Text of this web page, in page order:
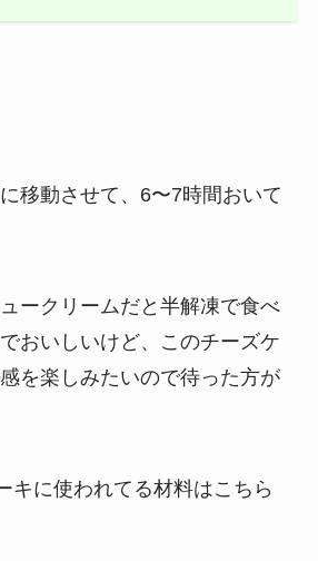
移動させて、6〜7時間おいて
ークリームだと半解凍で食べ
おいしいけど、このチーズケ
を楽しみたいので待った方が
キに使われてる材料はこちら